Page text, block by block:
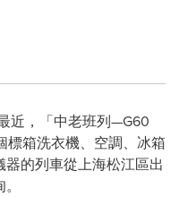
近，「中老班列—G60
標箱洗衣機、空調、冰箱
的列車從上海松江區出